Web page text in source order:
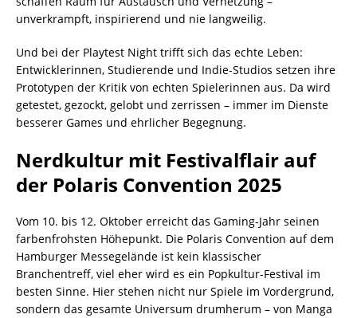
unverkrampft, inspirierend und nie langweilig.
Und bei der Playtest Night trifft sich das echte Leben:
Entwicklerinnen, Studierende und Indie-Studios setzen ihre
Prototypen der Kritik von echten Spielerinnen aus. Da wird
getestet, gezockt, gelobt und zerrissen – immer im Dienste
besserer Games und ehrlicher Begegnung.
Nerdkultur mit Festivalflair auf
der Polaris Convention 2025
Vom 10. bis 12. Oktober erreicht das Gaming-Jahr seinen
farbenfrohsten Höhepunkt. Die Polaris Convention auf dem
Hamburger Messegelände ist kein klassischer
Branchentreff, viel eher wird es ein Popkultur-Festival im
besten Sinne. Hier stehen nicht nur Spiele im Vordergrund,
sondern das gesamte Universum drumherum – von Manga